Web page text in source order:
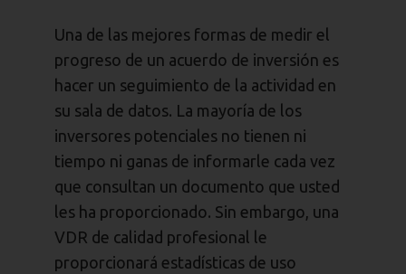
Una de las mejores formas de medir el
progreso de un acuerdo de inversión es
hacer un seguimiento de la actividad en
su sala de datos. La mayoría de los
inversores potenciales no tienen ni
tiempo ni ganas de informarle cada vez
que consultan un documento que usted
les ha proporcionado. Sin embargo, una
VDR de calidad profesional le
proporcionará estadísticas de uso